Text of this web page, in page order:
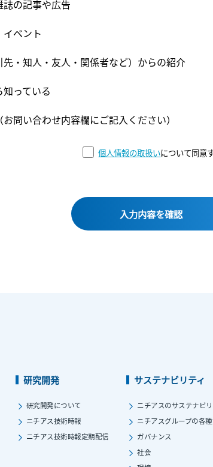
誌の記事や広告
イベント
先・知人・友人・関係者など）からの紹介
っている
問い合わせ内容欄にご記入ください）
個人情報の取扱いについて同意
研究開発
研究開発について
ニチアス技術時報
ニチアス技術時報定期配信
サステナビリティ
ニチアスのサステナビリ
ニチアスグループの各
ガバナンス
社会